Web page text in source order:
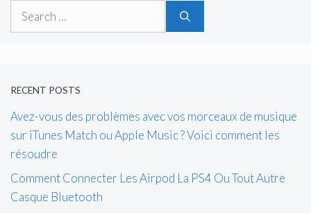
Search
RECENT POSTS
Avez-vous des problèmes avec vos morceaux de musique
sur iTunes Match ou Apple Music ? Voici comment les
résoudre
Comment Connecter Les Airpod La PS4 Ou Tout Autre
Casque Bluetooth